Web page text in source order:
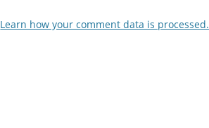
Learn how your comment data is processed.